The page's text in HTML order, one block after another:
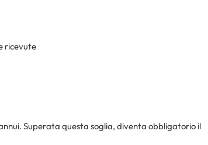
ricevute
Superata questa soglia, diventa obbligatorio il